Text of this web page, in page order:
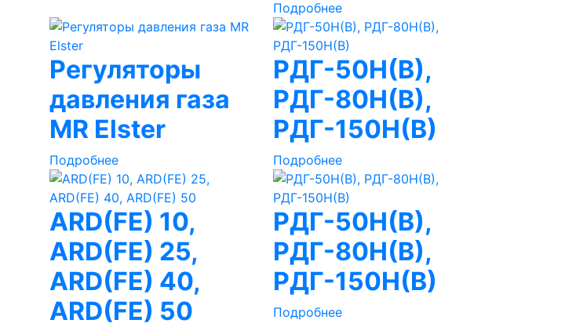
Подробнее
Регуляторы
давления газа
MR Elster
Подробнее
РДГ-50Н(В),
РДГ-80Н(В),
РДГ-150Н(В)
Подробнее
ARD(FE) 10,
ARD(FE) 25,
ARD(FE) 40,
ARD(FE) 50
РДГ-50Н(В),
РДГ-80Н(В),
РДГ-150Н(В)
Подробнее